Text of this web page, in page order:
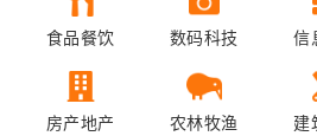
食品餐饮 数码科技 信
房产地产 农林牧渔 建